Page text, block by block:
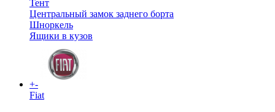
Тент
Центральный замок заднего борта
Шноркель
Ящики в кузов
+-
Fiat